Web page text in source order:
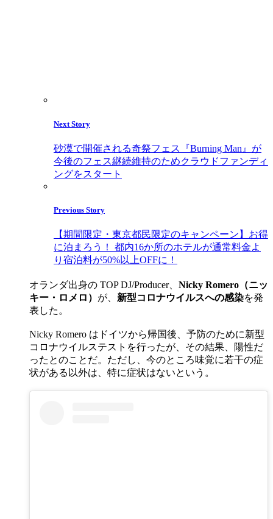
Next Story
砂漠で開催される奇祭フェス『Burning Man』が
今後のフェス継続維持のためクラウドファンディ
ングをスタート
Previous Story
【期間限定・東京都民限定のキャンペーン】お得
に泊まろう！ 都内16か所のホテルが通常料金よ
り宿泊料が50%以上OFFに！
オランダ出身の TOP DJ/Producer、 Nicky Romero（ニッ
キー・ロメロ） が、 新型コロナウイルスへの感染を発
表した。
Nicky Romero はドイツから帰国後、予防のために新型
コロナウイルステストを行ったが、その結果、陽性だ
ったとのことだ。ただし、今のところ味覚に若干の症
状がある以外は、特に症状はないという。